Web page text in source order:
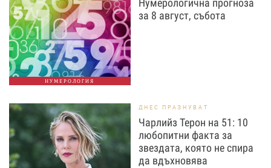
НУМЕРОЛОГИЯ
Нумерологична прогноза
за 8 август, събота
ДНЕС ПРАЗНУВАТ
Чарлийз Терон на 51: 10
любопитни факта за
звездата, която не спира
да вдъхновява